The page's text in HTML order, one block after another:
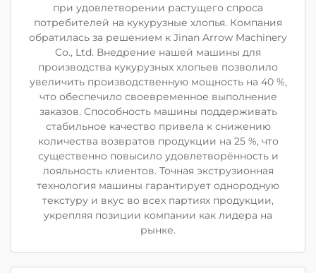
при удовлетворении растущего спроса
потребителей на кукурузные хлопья. Компания
обратилась за решением к Jinan Arrow Machinery
Co., Ltd. Внедрение нашей машины для
производства кукурузных хлопьев позволило
увеличить производственную мощность на 40 %,
что обеспечило своевременное выполнение
заказов. Способность машины поддерживать
стабильное качество привела к снижению
количества возвратов продукции на 25 %, что
существенно повысило удовлетворённость и
лояльность клиентов. Точная экструзионная
технология машины гарантирует однородную
текстуру и вкус во всех партиях продукции,
укрепляя позиции компании как лидера на
рынке.